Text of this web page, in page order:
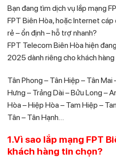
Bạn đang tìm dịch vụ lắp mạng
FPT Biên Hòa, hoặc Internet
rẻ – ổn định – hỗ trợ nhanh?
FPT Telecom Biên Hòa hiện
2025 dành riêng cho khách hàng
Tân Phong – Tân Hiệp – Tân Mai
Hưng – Trảng Dài – Bửu Long –
Hòa – Hiệp Hòa – Tam Hiệp –
Tân – Tân Hạnh…
1.Vì sao lắp mạng FPT
khách hàng tin chọn?